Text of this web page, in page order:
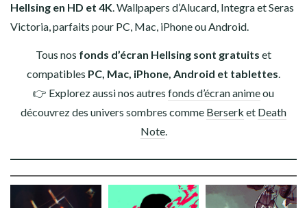
Hellsing en HD et 4K. Wallpapers d’Alucard, Integra et Seras
Victoria, parfaits pour PC, Mac, iPhone ou Android.
Tous nos fonds d’écran Hellsing sont gratuits et
compatibles PC, Mac, iPhone, Android et tablettes.
👉 Explorez aussi nos autres fonds d’écran animeou
découvrez des univers sombres comme Berserk et Death
Note.
DR STONE
FAIRY TAIL
FIRE FORCE
GOD OF WAR